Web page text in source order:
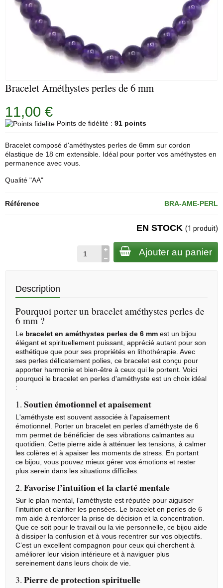
Bracelet Améthystes perles de 6 mm
11,00 €
Points de fidélité : 91 points
Bracelet composé d'améthystes perles de 6mm sur cordon
élastique de 18 cm extensible. Idéal pour porter vos améthystes en
permanence avec vous.
Qualité "AA"
Référence BRA-AME-PERL
EN STOCK (1 produit)
Ajouter au panier
Description
Pourquoi porter un bracelet améthystes perles de
6 mm ?
Le bracelet en améthystes perles de 6 mm est un bijou
élégant et spirituellement puissant, apprécié autant pour son
esthétique que pour ses propriétés en lithothérapie. Avec
ses perles délicatement polies, ce bracelet est conçu pour
apporter harmonie et bien-être à ceux qui le portent. Voici
pourquoi le bracelet en perles d'améthyste est un choix idéal
:
1. Soutien émotionnel et apaisement
L'améthyste est souvent associée à l'apaisement
émotionnel. Porter un bracelet en perles d'améthyste de 6
mm permet de bénéficier de ses vibrations calmantes au
quotidien. Cette pierre aide à atténuer les tensions, à calmer
les colères et à apaiser les moments de stress. En portant
ce bijou, vous pouvez mieux gérer vos émotions et rester
plus serein dans les situations difficiles.
2. Favorise l’intuition et la clarté mentale
Sur le plan mental, l’améthyste est réputée pour aiguiser
l’intuition et clarifier les pensées. Le bracelet en perles de 6
mm aide à renforcer la prise de décision et la concentration.
Que ce soit pour le travail ou la vie personnelle, ce bijou aide
à dissiper la confusion et à vous recentrer sur vos objectifs.
C’est un excellent compagnon pour ceux qui cherchent à
améliorer leur vision intérieure et à naviguer plus
sereinement dans leurs choix de vie.
3. Pierre de protection spirituelle